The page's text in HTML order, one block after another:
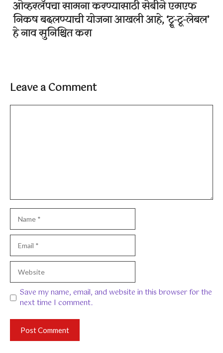
ओव्हरलॅपचा सामना करण्यासाठी सेबीने एमएफ
निकष बदलण्याची योजना आखली आहे, ‘ट्रू-टू-लेबल’
हे नाव सुनिश्चित करा
Leave a Comment
Comment
Name
Email
Website
Save my name, email, and website in this browser for the
next time I comment.